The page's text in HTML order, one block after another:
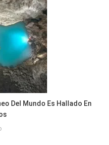
Del Mundo Es Hallado En